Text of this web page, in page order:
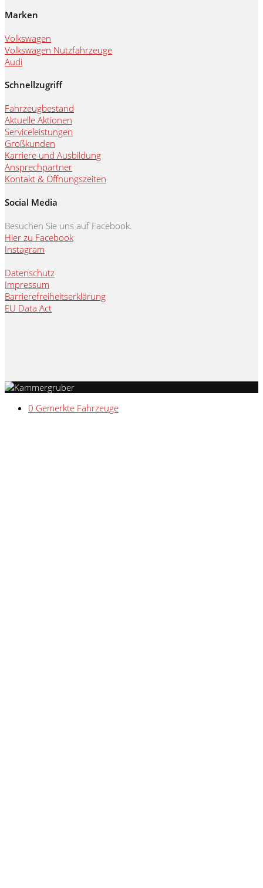
Marken
Volkswagen
Volkswagen Nutzfahrzeuge
Audi
Schnellzugriff
Fahrzeugbestand
Aktuelle Aktionen
Serviceleistungen
Großkunden
Karriere und Ausbildung
Ansprechpartner
Kontakt & Öffnungszeiten
Social Media
Besuchen Sie uns auf Facebook.
Hier zu Facebook
Instagram
Datenschutz
Impressum
Barrierefreiheitserklärung
EU Data Act
0 Gemerkte Fahrzeuge